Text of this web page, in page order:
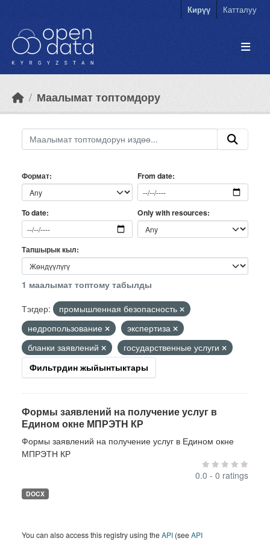
Кирүү Катталуу
Маалымат топтомдору
Формат From date
To date Only with resources
Тапшырык кыл
1 маалымат топтому табылды
Тэгдер:
промышленная безопасность
недропользование
экспертиза
бланки заявлений
государственные услуги
Фильтрдин жыйынтыктары
Формы заявлений на получение услуг в
Едином окне МПРЭТН КР
Формы заявлений на получение услуг в Едином окне
МПРЭТН КР
0.0 - 0 ratings
DOCX
You can also access this registry using theAPI (seeAPI